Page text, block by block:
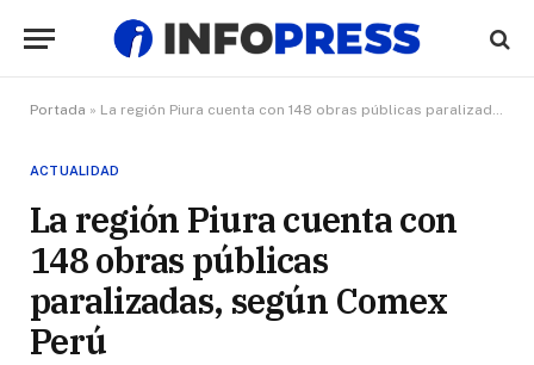
Portada » La región Piura cuenta con 148 obras públicas paralizadas, según Comex Perú
ACTUALIDAD
La región Piura cuenta con
148 obras públicas
paralizadas, según Comex
Perú